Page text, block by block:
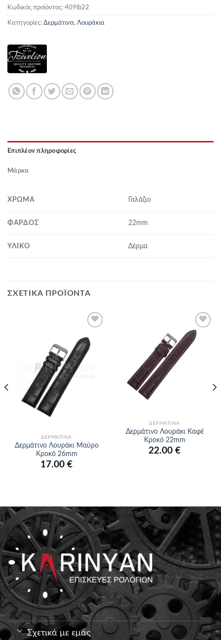
Κωδικός προϊόντος: 409lb22
Κατηγορίες: Δερμάτινα, Λουράκια
Επιπλέον πληροφορίες
Μάρκα
ΧΡΏΜΑ Γαλάζιο
ΦΆΡΔΟΣ 22mm
ΥΛΙΚΌ Δέρμα
ΣΧΕΤΙΚΆ ΠΡΟΪΌΝΤΑ
στα
αγαπημένα
ΔΕΡΜΆΤΙΝΑ
Δερμάτινο Λουράκι Μαύρο
Κροκό 26mm
17.00 €
Προσθήκη
στα
αγαπημένα
ΔΕΡΜΆΤΙΝΑ
Δερμάτινο Λουράκι Καφέ
Κροκό 22mm
22.00 €
Σχετικά με εμάς